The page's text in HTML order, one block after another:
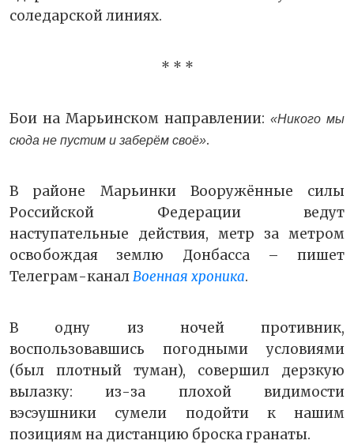
соледарской линиях.
* * *
Бои на Марьинском направлении: «Никого мы
сюда не пустим и заберём своё».
В районе Марьинки Вооружённые силы
Российской Федерации ведут
наступательные действия, метр за метром
освобождая землю Донбасса – пишет
Телеграм-каналВоенная хроника.
В одну из ночей противник,
воспользовавшись погодными условиями
(был плотный туман), совершил дерзкую
вылазку: из-за плохой видимости
вэсэушники сумели подойти к нашим
позициям на дистанцию броска гранаты.